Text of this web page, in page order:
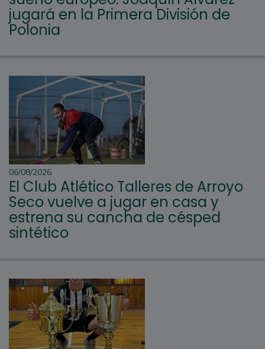
jugará en la Primera División de
Polonia
06/08/2026
El Club Atlético Talleres de Arroyo
Seco vuelve a jugar en casa y
estrena su cancha de césped
sintético